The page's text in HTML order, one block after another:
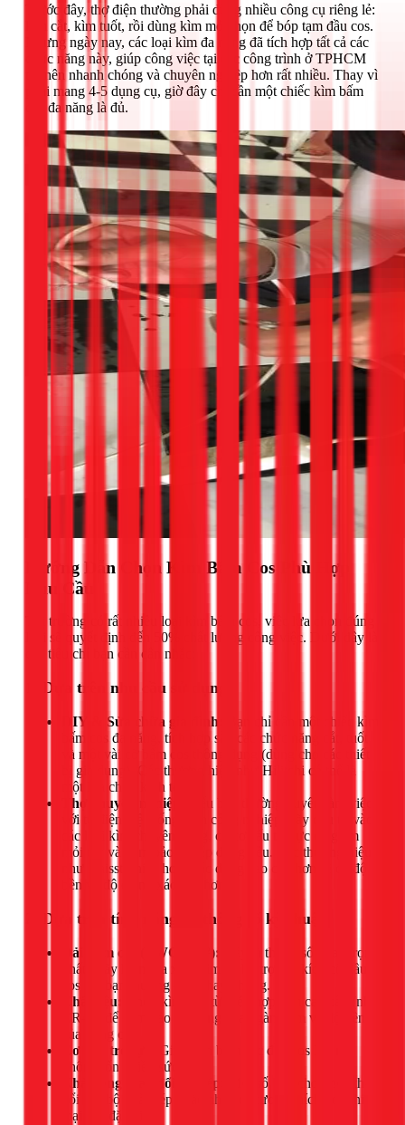
Trước đây, thợ điện thường phải dùng nhiều công cụ riêng lẻ:
kìm cắt, kìm tuốt, rồi dùng kìm mỏ nhọn để bóp tạm đầu cos.
Nhưng ngày nay, các loại kìm đa năng đã tích hợp tất cả các
chức năng này, giúp công việc tại các công trình ở TPHCM
trở nên nhanh chóng và chuyên nghiệp hơn rất nhiều. Thay vì
phải mang 4-5 dụng cụ, giờ đây chỉ cần một chiếc kìm bấm
cos đa năng là đủ.
Hướng Dẫn Chọn Kìm Bấm Cos Phù Hợp
Nhu Cầu
Thị trường có rất nhiều loại kìm bấm cos, việc lựa chọn đúng
loại sẽ quyết định đến 50% chất lượng công việc. Dưới đây là
các tiêu chí bạn cần cân nhắc:
1. Dựa trên nhu cầu sử dụng
DIY & Sửa chữa gia đình:
Bạn chỉ cần một chiếc kìm
bấm cos đa năng, tích hợp sẵn các chức năng cắt, tuốt
và một vài cỡ bấm cos thông dụng (dùng cho các thiết
bị gia dụng). Các thương hiệu như Hilitchi có thể là
một lựa chọn kinh tế.
Thợ chuyên nghiệp:
Nếu bạn thường xuyên làm việc
với tủ điện, hệ thống điện công nghiệp, hãy đầu tư vào
các loại kìm chuyên dụng, có cơ cấu trợ lực để giảm
mỏi tay và đảm bảo lực ép đồng đều. Các thương hiệu
như Haisstronica hoặc các dòng cao cấp hơn sẽ có độ
bền và độ chính xác cao hơn.
2. Dựa trên tính năng và thông số kỹ thuật
Dải bấm cos (AWG/mm²):
Đây là thông số quan trọng
nhất. Hãy kiểm tra xem kìm có hỗ trợ các kích cỡ đầu
cos mà bạn thường dùng hay không.
Chất liệu:
Chọn kìm làm từ thép hợp kim cao cấp (như
CR-V) để đảm bảo độ cứng của ngàm kìm và độ bền
của dụng cụ.
Cơ cấu trợ lực:
Giúp bạn bấm các đầu cos lớn mà
không tốn nhiều sức.
Khả năng thay đổi đầu ép:
Một số kìm cho phép thay
đổi các bộ ngàm ép khác nhau để tương thích với nhiều
loại cos đặc biệt.